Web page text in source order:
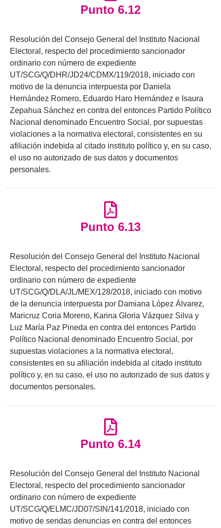
Punto 6.12
Resolución del Consejo General del Instituto Nacional
Electoral, respecto del procedimiento sancionador
ordinario con número de expediente
UT/SCG/Q/DHR/JD24/CDMX/119/2018, iniciado con
motivo de la denuncia interpuesta por Daniela
Hernández Romero, Eduardo Haro Hernández e Isaura
Zepahua Sánchez en contra del entonces Partido Político
Nacional denominado Encuentro Social, por supuestas
violaciones a la normativa electoral, consistentes en su
afiliación indebida al citado instituto político y, en su caso,
el uso no autorizado de sus datos y documentos
personales.
Punto 6.13
Resolución del Consejo General del Instituto Nacional
Electoral, respecto del procedimiento sancionador
ordinario con número de expediente
UT/SCG/Q/DLA/JL/MEX/128/2018, iniciado con motivo
de la denuncia interpuesta por Damiana López Álvarez,
Maricruz Coria Moreno, Karina Gloria Vázquez Silva y
Luz María Paz Pineda en contra del entonces Partido
Político Nacional denominado Encuentro Social, por
supuestas violaciones a la normativa electoral,
consistentes en su afiliación indebida al citado instituto
político y, en su caso, el uso no autorizado de sus datos y
documentos personales.
Punto 6.14
Resolución del Consejo General del Instituto Nacional
Electoral, respecto del procedimiento sancionador
ordinario con número de expediente
UT/SCG/Q/ELMC/JD07/SIN/141/2018, iniciado con
motivo de sendas denuncias en contra del entonces